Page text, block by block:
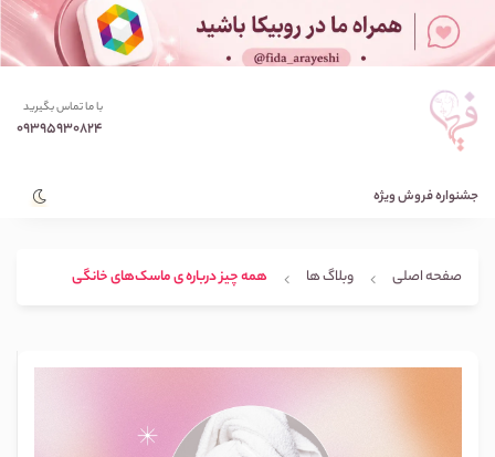
با ما تماس بگیرید
09395930824
جشنواره فروش ویژه
صفحه اصلی وبلاگ ها همه چیز درباره ی ماسک‌های خانگی